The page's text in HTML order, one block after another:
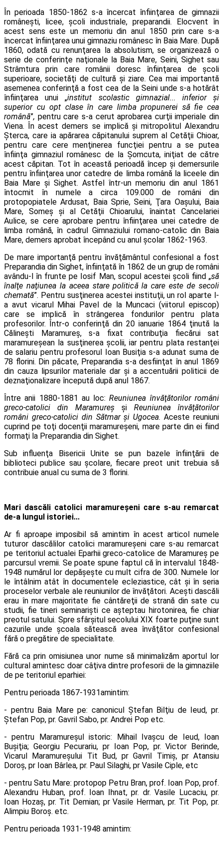
În perioada 1850-1862 s-a încercat înfiinţarea de gimnazii
româneşti, licee, şcoli industriale, preparandii. Elocvent în
acest sens este un memoriu din anul 1850 prin care s-a
încercat înfiinţarea unui gimnaziu românesc în Baia Mare. După
1860, odată cu renunţarea la absolutism, se organizează o
serie de conferinţe naţionale la Baia Mare, Seini, Sighet sau
Strâmtura prin care românii doresc înfiinţarea de şcoli
superioare, societăţi de cultură şi ziare. Cea mai importantă
asemenea conferinţă a fost cea de la Seini unde s-a hotărât
înfiinţarea unui „institut scolastic gimnazial... inferior şi
superior cu opt clase în care limba propunerei să fie cea
română”, pentru care s-a cerut apro­barea curţii imperiale din
Viena. În acest demers se implică şi mitropolitul Alexandru
Şterca, care ia apă­rarea căpitanului suprem al Cetăţii Chioar,
pentru care cere menţinerea funcţiei pentru a se putea
înfiinţa gimnaziul românesc de la Şomcuta, iniţiat de către
acest căpitan. Tot în această perioadă încep şi demersurile
pentru înfiinţarea unor catedre de limba română la liceele din
Baia Mare şi Sighet. Astfel într-un memoriu din anul 1861
întocmit în numele a circa 109.000 de români din
protopopiatele Ardusat, Baia Sprie, Seini, Ţara Oaşului, Baia
Mare, Someş şi al Cetăţii Chioarului, înaintat Cancelariei
Aulice, se cere aprobare pentru înfiinţarea unei catedre de
limba română, în cadrul Gimnaziului romano-catolic din Baia
Mare, demers aprobat începând cu anul şcolar 1862-1963.
De mare importanţă pentru învăţământul confesional a fost
Preparandia din Sighet, înfiinţată în 1862 de un grup de români
avându-l în frunte pe Iosif Man, scopul acestei şcoli fiind „să
înalţe naţiunea la aceea stare politică la care este de secoli
chemată”. Pentru susţinerea acestei instituţii, un rol aparte l-
a avut vicarul Mihai Pavel de la Muncaci (viitorul episcop)
care se implică în strângerea fondu­rilor pentru plata
profesorilor. Într-o conferinţă din 20 ia­nuarie 1864 ţinută la
Călineşti Maramureş, s-a fixat contribuţia fie­cărui sat
maramureşean la susţinerea şcolii, iar pentru plata restanţei
de salariu pentru profesorul Ioan Busiţia s-a adunat suma de
78 florini. Din păcate, Preparandia s-a desfiinţat în anul 1869
din cauza lipsurilor materiale dar şi a accentuării politicii de
deznaţionalizare începută după anul 1867.
Între anii 1880-1881 au loc:Reuniunea învăţătorilor români
greco-catolici din Maramureş şi Reuniunea învăţătorilor
români greco-catolici din Sătmar şi Ugocea. Aceste reuniuni
cuprind pe toţi docenţii maramureşeni, mare parte din ei fiind
formaţi la Preparandia din Sighet.
Sub influenţa Bisericii Unite se pun bazele înfiinţării de
biblioteci publice sau şcolare, fiecare preot unit trebuia să
contribuie anual cu suma de 3 florini.
Mari dascăli catolici maramureșeni care s-au remarcat
de-a lungul istoriei...
Ar fi aproape imposibil să amintim în acest articol numele
tuturor dascălilor catolici maramureşeni care s-au remarcat
pe teritoriul actualei Eparhii greco-catolice de Maramureş pe
parcursul vremii. Se poate spune faptul că în intervalul 1848-
1948 numărul lor depăşeşte cu mult cifra de 300. Numele lor
le întâlnim atât în documentele ecleziastice, cât şi în seria
proceselor verbale ale reuniunilor de învăţători. Aceşti dascăli
erau în mare majoritate fie cântăreţii de strană din sate cu
studii, fie tineri seminarişti ce aşteptau hirotonirea, fie chiar
preotul satului. Spre sfârşitul secolului XIX foarte puţine sunt
cazurile unde şcoala sătească avea învăţător confesional
fără o pregătire de specialitate.
Fără ca prin omisiunea unor nume să minimalizăm aportul lor
cultural amintesc doar câţiva dintre profesorii de la gimnaziile
de pe teritoriul eparhiei:
Pentru perioada 1867-1931amintim:
- pentru Baia Mare pe: canonicul Ştefan Bilţiu de Ieud, pr.
Ştefan Pop, pr. Gavril Sabo, pr. Andrei Pop etc.
- pentru Maramureşul istoric: Mihail Ivaşcu de Ieud, Ioan
Buşiţia; Georgiu Pecurariu, pr Ioan Pop, pr. Victor Berinde,
Vicarul Maramureşului Tit Bud, pr Gavril Timiş, pr Atansiu
Doroş, pr Ioan Bârlea, pr. Paul Silaghi, pr Vasile Ciple, etc
- pentru Satu Mare: protopop Petru Bran, prof. Ioan Pop, prof.
Alexandru Huban, prof. Ioan Ihnat, pr. dr. Vasile Lucaciu, pr.
Ioan Hozaş, pr. Tit Demian; pr Vasile Herman, pr. Tit Pop, pr.
Alimpiu Boroş. etc.
Pentru perioada 1931-1948 amintim: